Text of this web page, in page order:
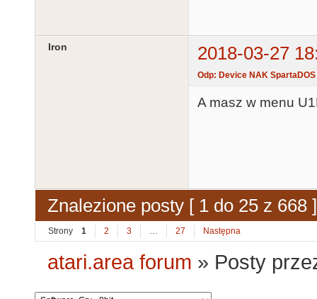
Iron 2018-03-27
Odp: Device NAK SpartaDOS
A masz w menu
Znalezione posty [ 1 do 25 z 668 ]
Strony 1 2 3 … 27 Następna
atari.area forum » Posty